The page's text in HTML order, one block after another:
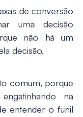
de conversão
uma decisão
não há um
decisão.
comum, porque
na
entender o funil